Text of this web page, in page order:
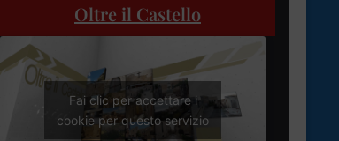
Oltre il Castello
Fai clic per accettare i
cookie per questo servizio